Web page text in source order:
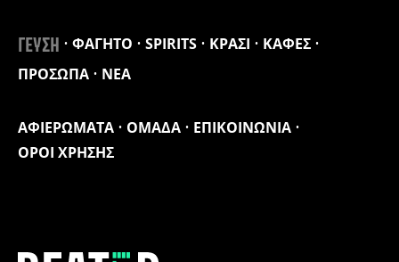
ΑΦΙΕΡΩΜΑΤΑ ΟΜΑΔΑ
ΕΠΙΚΟΙΝΩΝΙΑ
ΟΡΟΙ ΧΡΗΣΗΣ
ΓΕΥΣΗ ΦΑΓΗΤΟ SPIRITS ΚΡΑΣΙ
ΚΑΦΕΣ
ΠΡΟΣΩΠΑ
ΝΕΑ